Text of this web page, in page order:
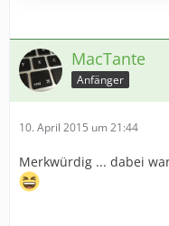
MacTante
Anfänger
10. April 2015 um 21:44
Merkwürdig ... dabei